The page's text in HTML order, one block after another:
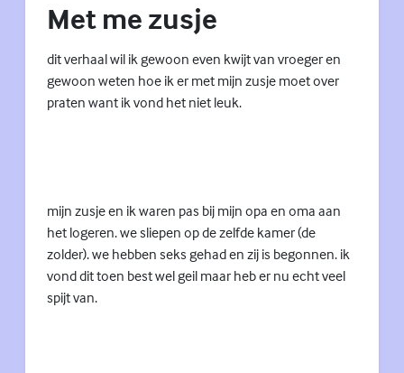
Met me zusje
dit verhaal wil ik gewoon even kwijt van vroeger en
gewoon weten hoe ik er met mijn zusje moet over
praten want ik vond het niet leuk.
mijn zusje en ik waren pas bij mijn opa en oma aan
het logeren. we sliepen op de zelfde kamer (de
zolder). we hebben seks gehad en zij is begonnen. ik
vond dit toen best wel geil maar heb er nu echt veel
spijt van.